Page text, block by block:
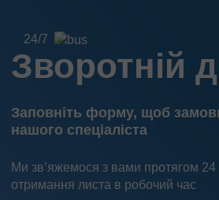
24/7
Зворотній
Заповніть форму, щоб
нашого спеціаліста
Ми зв’яжемося з вами протягом 24
отримання листа в робочий час